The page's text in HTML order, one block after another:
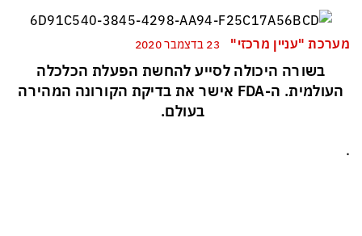
כמדיניות: כך הפכה ההוצאה להורג לכלי ההרתעה המרכזי של המשטר
א-סיסי, ארדואן ושליט קטאר מכנסים פגישת ״כיפה אדומה״ לנתניהו בנושא
מערכת "עניין מרכזי"
בשורה היכולה לסייע להחשת הפעלת הכלכלה
העולמית. ה-FDA אישר את בדיקת הקורונה המהירה
בעולם.
.